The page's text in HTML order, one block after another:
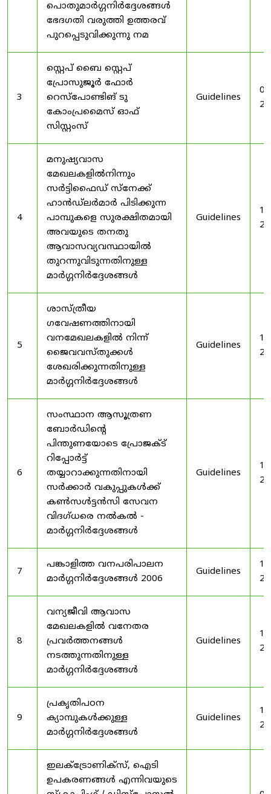
പൊതുമാർഗ്ഗനിർദ്ദേശങ്ങൾ
ഭേദഗതി വരുത്തി ഉത്തരവ്
പുറപ്പെടുവിക്കുന്നു നമ
3
സ്റ്റെപ് ബൈ സ്റ്റെപ്
പ്രോസുജൂർ ഫോർ
റെസ്‌പോണ്ടിങ് ടു
കോംപ്രമൈസ് ഓഫ്
സിസ്റ്റംസ്
Guidelines
4
മനുഷ്യവാസ
മേഖലകളിൽനിന്നും
സർട്ടിഫൈഡ് സ്നേക്ക്
ഹാൻഡ്‌ലർമാർ പിടിക്കുന്ന
പാമ്പുകളെ സുരക്ഷിതമായി
അവയുടെ തനതു
ആവാസവ്യവസ്ഥായിൽ
തുറന്നുവിടുന്നതിനുള്ള
മാർഗ്ഗനിർദ്ദേശങ്ങൾ
Guidelines
5
ശാസ്ത്രീയ
ഗവേഷണത്തിനായി
വനമേഖലകളിൽ നിന്ന്
ജൈവവസ്തുക്കൾ
ശേഖരിക്കുന്നതിനുള്ള
മാർഗ്ഗനിർദ്ദേശങ്ങൾ
Guidelines
6
സംസ്ഥാന ആസൂത്രണ
ബോർഡിൻ്റെ
പിന്തുണയോടെ പ്രോജക്ട്
റിപ്പോർട്ട്
തയ്യാറാക്കുന്നതിനായി
സർക്കാർ വകുപ്പുകൾക്ക്
കൺസൾട്ടൻസി സേവന
വിദഗ്ധരെ നൽകൽ -
മാർഗ്ഗനിർദ്ദേശങ്ങൾ
Guidelines
7
പങ്കാളിത്ത വനപരിപാലന
മാർഗ്ഗനിർദ്ദേശങ്ങൾ 2006
Guidelines
8
വന്യജീവി ആവാസ
മേഖലകളിൽ വനേതര
പ്രവർത്തനങ്ങൾ
നടത്തുന്നതിനുള്ള
മാർഗ്ഗനിർദ്ദേശങ്ങൾ
Guidelines
9
പ്രകൃതിപഠന
ക്യാമ്പുകൾക്കുള്ള
മാർഗ്ഗനിർദ്ദേശങ്ങൾ
Guidelines
ഇലക്‌ട്രോണിക്‌സ്, ഐടി
ഉപകരണങ്ങൾ എന്നിവയുടെ